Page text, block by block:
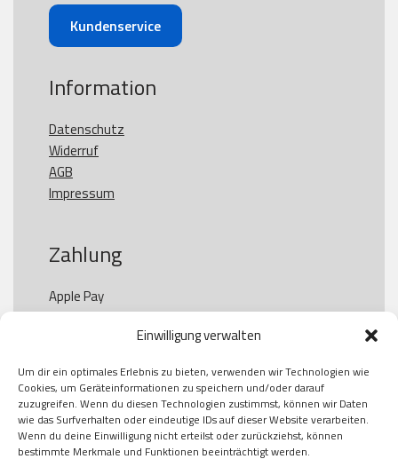
Einwilligung verwalten
Um dir ein optimales Erlebnis zu bieten, verwenden wir Technologien wie
Cookies, um Geräteinformationen zu speichern und/oder darauf
zuzugreifen. Wenn du diesen Technologien zustimmst, können wir Daten
wie das Surfverhalten oder eindeutige IDs auf dieser Website verarbeiten.
Wenn du deine Einwilligung nicht erteilst oder zurückziehst, können
bestimmte Merkmale und Funktionen beeinträchtigt werden.
Kundenservice
Information
Datenschutz
Widerruf
AGB
Impressum
Zahlung
Apple Pay
Paypal
Kauf auf Rechung
Klarna
American Express